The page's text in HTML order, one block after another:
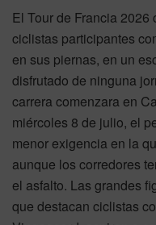
El Tour de Francia
ciclistas participantes
en sus piernas, en un
disfrutado de ninguna
carrera comenzara en
miércoles 8 de julio, el
menor exigencia en la
aunque los corredores
el asfalto. Las grandes
que destacan ciclistas